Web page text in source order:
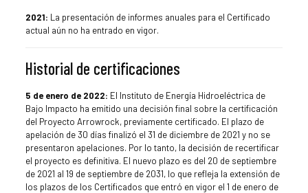
2021: La presentación de informes anuales para el Certificado
actual aún no ha entrado en vigor.
Historial de certificaciones
5 de enero de 2022: El Instituto de Energía Hidroeléctrica de
Bajo Impacto ha emitido una decisión final sobre la certificación
del Proyecto Arrowrock, previamente certificado. El plazo de
apelación de 30 días finalizó el 31 de diciembre de 2021 y no se
presentaron apelaciones. Por lo tanto, la decisión de recertificar
el proyecto es definitiva. El nuevo plazo es del 20 de septiembre
de 2021 al 19 de septiembre de 2031, lo que refleja la extensión de
los plazos de los Certificados que entró en vigor el 1 de enero de